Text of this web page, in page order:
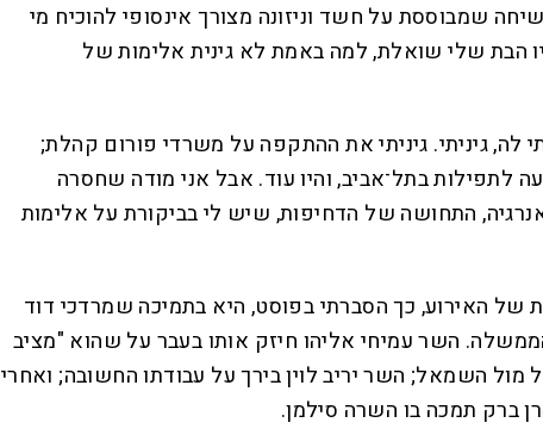
שמבוססת על חשד וניזונה מצורך אינסופי להוכיח מי
הבת שלי שואלת, למה באמת לא גינית אלימות של
לה, גיניתי. גיניתי את ההתקפה על משרדי פורום קהלת;
לתפילות בתל־אביב, והיו עוד. אבל אני מודה שחסרה
התחושה של הדחיפות, שיש לי בביקורת על אלימות
של האירוע, כך הסברתי בפוסט, היא בתמיכה שמרדכי דוד
השר עמיחי אליהו חיזק אותו בעבר על שהוא "מציב
מול השמאל; השר יריב לוין בירך על עבודתו החשובה; ואחרי
ברק תמכה בו השרה סילמן.